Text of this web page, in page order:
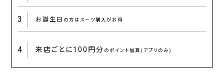
3 お誕生日 の方はスーツ購入がお得
4 来店ごとに100円分 のポイント加算(アプリのみ)